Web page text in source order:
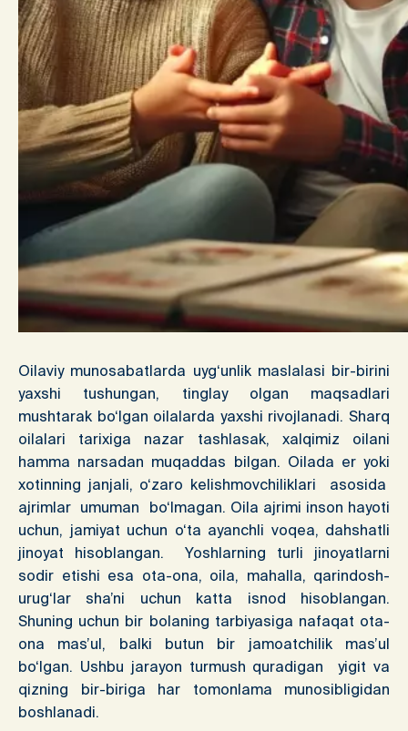
Oilaviy munosabatlarda uyg‘unlik maslalasi bir-birini
yaxshi tushungan, tinglay olgan maqsadlari
mushtarak bo‘lgan oilalarda yaxshi rivojlanadi. Sharq
oilalari tarixiga nazar tashlasak, xalqimiz oilani
hamma narsadan muqaddas bilgan. Oilada er yoki
xotinning janjali, o‘zaro kelishmovchiliklari asosida
ajrimlar umuman bo‘lmagan. Oila ajrimi inson hayoti
uchun, jamiyat uchun o‘ta ayanchli voqea, dahshatli
jinoyat hisoblangan. Yoshlarning turli jinoyatlarni
sodir etishi esa ota-ona, oila, mahalla, qarindosh-
urug‘lar sha’ni uchun katta isnod hisoblangan.
Shuning uchun bir bolaning tarbiyasiga nafaqat ota-
ona mas’ul, balki butun bir jamoatchilik mas’ul
bo‘lgan. Ushbu jarayon turmush quradigan yigit va
qizning bir-biriga har tomonlama munosibligidan
boshlanadi.